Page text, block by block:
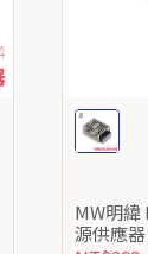
MW明緯 RS-15-5 機殼型交換式電